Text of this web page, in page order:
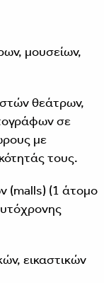
μουσείων,
θεάτρων,
σε
με
τους.
(malls) (1 άτομο
εικαστικών